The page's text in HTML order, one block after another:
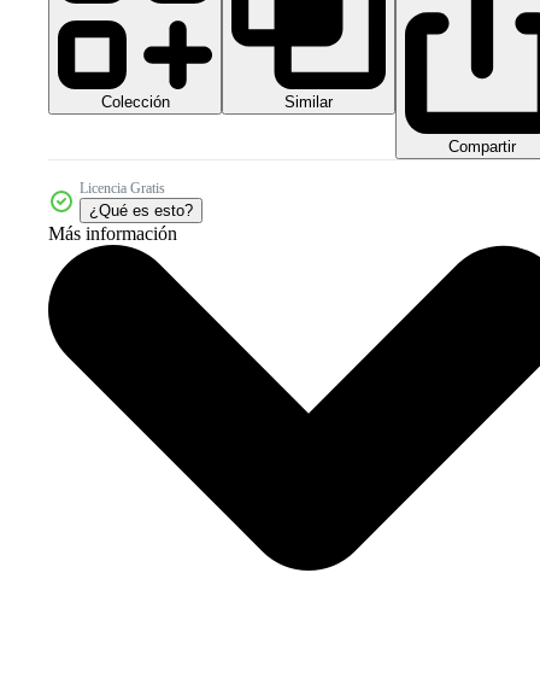
Colección Similar
Compartir
Licencia Gratis
¿Qué es esto?
Más información